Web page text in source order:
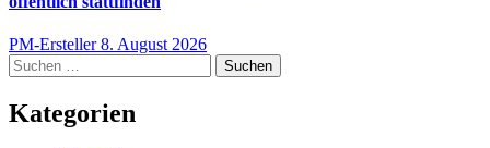
PM-Ersteller8. August 2026
Suchen
nach:
Kategorien